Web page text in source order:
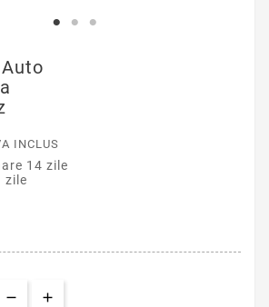
INCLUS
14 zile
zile